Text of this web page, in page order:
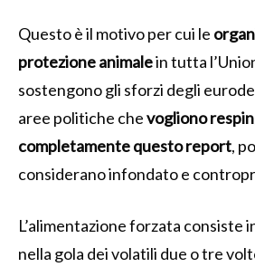
Questo è il motivo per cui le
protezione animalein tutta
sostengono gli sforzi degli
aree politiche chevogliono
completamente questo report,
considerano infondato e
L’alimentazione forzata consiste
nella gola dei volatili due o tre